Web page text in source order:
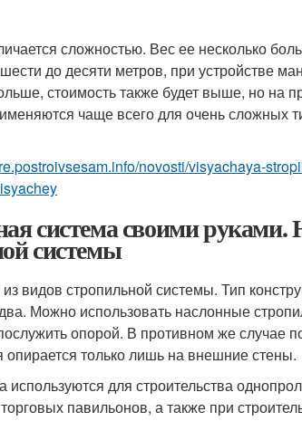
сложностью. Вес ее несколько
до десяти метров, при устройстве
стоимость также будет выше, но на
чаще всего для очень сложных
novosti/visyachaya-
система своими руками.
системы
видов стропильной системы. Тип
Можно использовать наслонные
опорой. В противном же случае
опирается только лишь на внешние стены.
используются для строительства
павильонов, а также при